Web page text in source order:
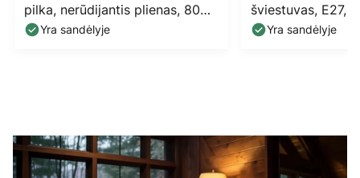
pilka, nerūdijantis plienas, 80
cm, IP44
Yra sandėlyje
šviestuvas, E27,
pilkas, metalas
Yra sandėlyje